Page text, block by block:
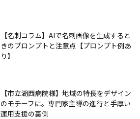
【名刺コラム】AIで名刺画像を生成すると
きのプロンプトと注意点【プロンプト例あ
り】
【市立湖西病院様】地域の特長をデザイン
のモチーフに。専門家主導の進行と手厚い
運用支援の裏側